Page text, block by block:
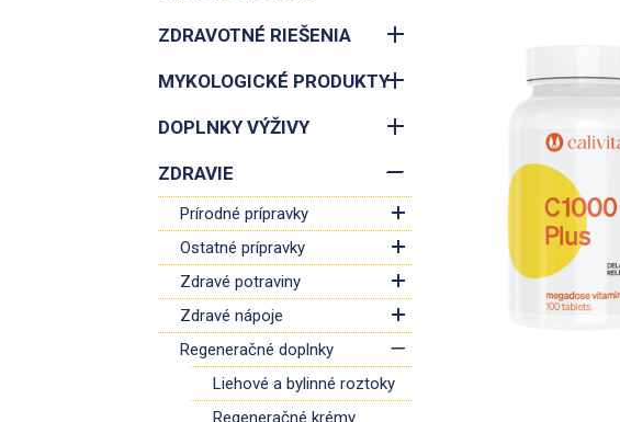
ZDRAVOTNÉ RIEŠENIA
MYKOLOGICKÉ PRODUKTY
DOPLNKY VÝŽIVY
ZDRAVIE
Prírodné prípravky
Ostatné prípravky
Zdravé potraviny
Zdravé nápoje
Regeneračné doplnky
Liehové a bylinné roztoky
Regeneračné krémy